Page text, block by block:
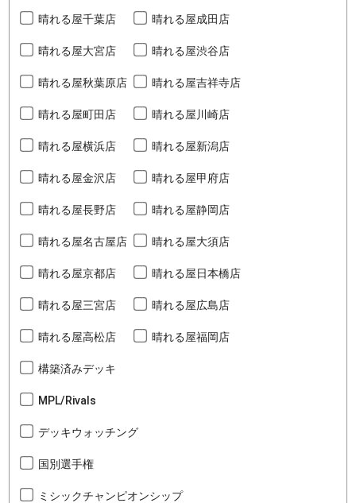
晴れる屋千葉店 晴れる屋成田店
晴れる屋大宮店 晴れる屋渋谷店
晴れる屋秋葉原店 晴れる屋吉祥寺店
晴れる屋町田店 晴れる屋川崎店
晴れる屋横浜店 晴れる屋新潟店
晴れる屋金沢店 晴れる屋甲府店
晴れる屋長野店 晴れる屋静岡店
晴れる屋名古屋店 晴れる屋大須店
晴れる屋京都店 晴れる屋日本橋店
晴れる屋三宮店 晴れる屋広島店
晴れる屋高松店 晴れる屋福岡店
構築済みデッキ
MPL/Rivals
デッキウォッチング
国別選手権
ミシックチャンピオンシップ